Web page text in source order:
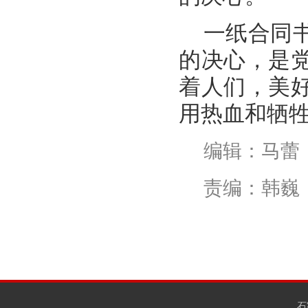
一纸合同
的决心，是
着人们，美
用热血和牺
编辑：马蕾
责编：韩巍